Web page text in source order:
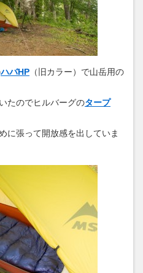
ハバHP （旧カラー）で山岳用の
たのでヒルバーグのタープ
に張って開放感を出していま